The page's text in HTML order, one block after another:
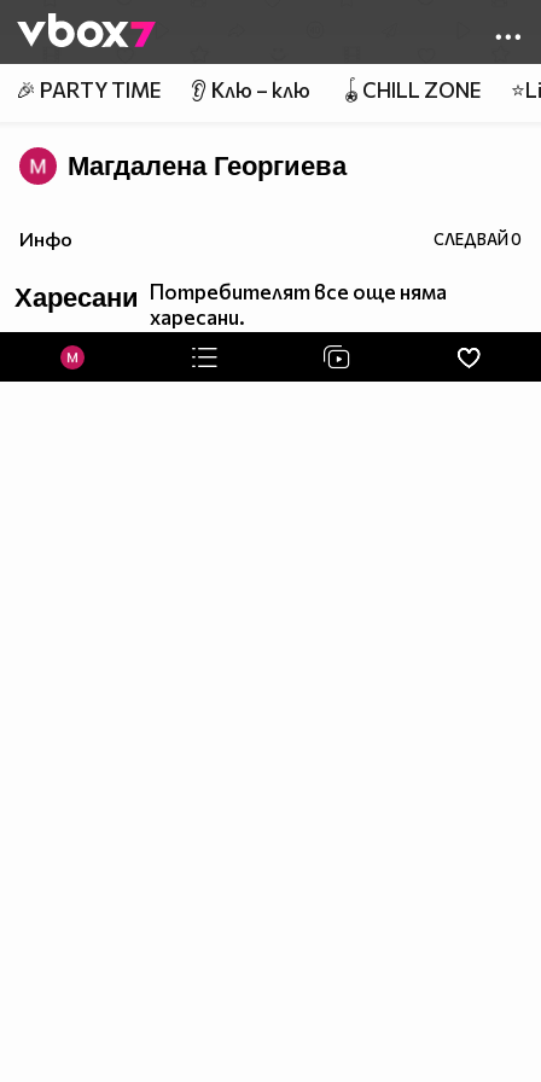
👾
🎉 PARTY TIME 👂 Клю – клю 🪀CHILL ZONE
Магдалена Георгиева
Инфо СЛЕДВАЙ0
Харесани Потребителят все още няма
харесани.